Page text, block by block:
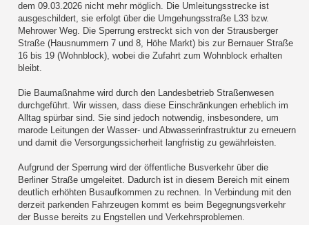
dem 09.03.2026 nicht mehr möglich. Die Umleitungsstrecke ist
ausgeschildert, sie erfolgt über die Umgehungsstraße L33 bzw.
Mehrower Weg. Die Sperrung erstreckt sich von der Strausberger
Straße (Hausnummern 7 und 8, Höhe Markt) bis zur Bernauer Straße
16 bis 19 (Wohnblock), wobei die Zufahrt zum Wohnblock erhalten
bleibt.
Die Baumaßnahme wird durch den Landesbetrieb Straßenwesen
durchgeführt. Wir wissen, dass diese Einschränkungen erheblich im
Alltag spürbar sind. Sie sind jedoch notwendig, insbesondere, um
marode Leitungen der Wasser- und Abwasserinfrastruktur zu erneuern
und damit die Versorgungssicherheit langfristig zu gewährleisten.
Aufgrund der Sperrung wird der öffentliche Busverkehr über die
Berliner Straße umgeleitet. Dadurch ist in diesem Bereich mit einem
deutlich erhöhten Busaufkommen zu rechnen. In Verbindung mit den
derzeit parkenden Fahrzeugen kommt es beim Begegnungsverkehr
der Busse bereits zu Engstellen und Verkehrsproblemen.